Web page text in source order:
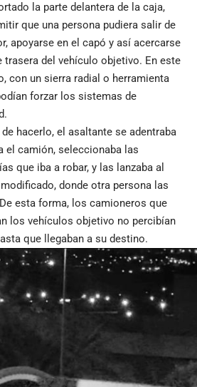
la parte delantera de la caja,
que una persona pudiera salir de
apoyarse en el capó y así acercarse
trasera del vehículo objetivo. En este
con un sierra radial o herramienta
forzar los sistemas de
de hacerlo, el asaltante se adentraba
el camión, seleccionaba las
que iba a robar, y las lanzaba al
donde otra persona las
esta forma, los camioneros que
los vehículos objetivo no percibían
que llegaban a su destino.